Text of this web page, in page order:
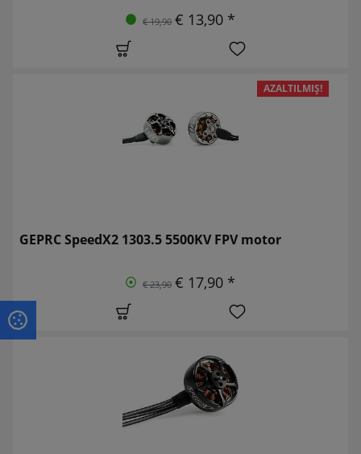
€ 19,90 € 13,90 *
AZALTILMIŞ!
GEPRC SpeedX2 1303.5 5500KV FPV motor
€ 23,90 € 17,90 *